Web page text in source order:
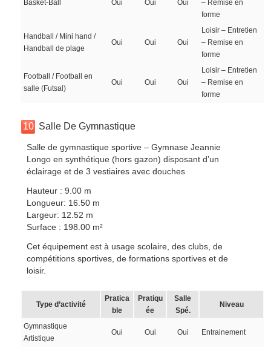
Basket-Ball Oui Oui Oui
– Remise en
forme
Handball / Mini hand /
Handball de plage
Oui Oui Oui
Loisir – Entretien
– Remise en
forme
Football / Football en
salle (Futsal)
Oui Oui Oui
Loisir – Entretien
– Remise en
forme
10 Salle De Gymnastique
Salle de gymnastique sportive – Gymnase Jeannie
Longo en synthétique (hors gazon) disposant d’un
éclairage et de 3 vestiaires avec douches
Hauteur : 9.00 m
Longueur: 16.50 m
Largeur: 12.52 m
Surface : 198.00 m²
Cet équipement est à usage scolaire, des clubs, de
compétitions sportives, de formations sportives et de
loisir.
Type d’activité
Pratica
ble
Pratiqu
ée
Salle
Spé.
Niveau
Gymnastique
Artistique
Oui Oui Oui Entrainement